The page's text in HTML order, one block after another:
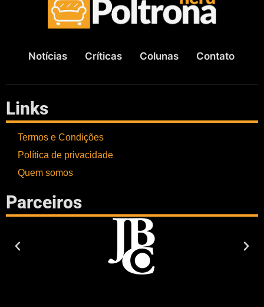
Notícias Críticas Colunas Contato
Links
Termos e Condições
Política de privacidade
Quem somos
Parceiros